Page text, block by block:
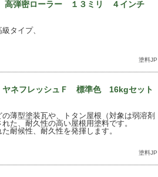
高弾密ローラー １３ミリ ４インチ
タイプ、
塗料JP
ヤネフレッシュＦ 標準色 16kgセット
薄型塗装瓦や、トタン屋根（対象は弱溶剤
た、耐久性の高い屋根用塗料です。
耐候性、耐久性を発揮します。
塗料JP